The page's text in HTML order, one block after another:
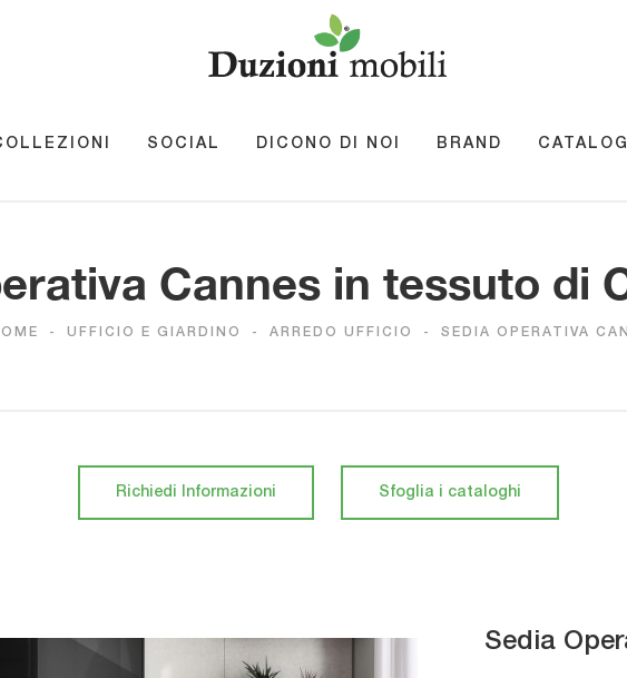
SOCIAL DICONO DI NOI BRAND
Cannes in tessuto di
- UFFICIO E GIARDINO - ARREDO UFFICIO - SEDIA OPERATIVA
Richiedi Informazioni Sfoglia i cataloghi
Sedia